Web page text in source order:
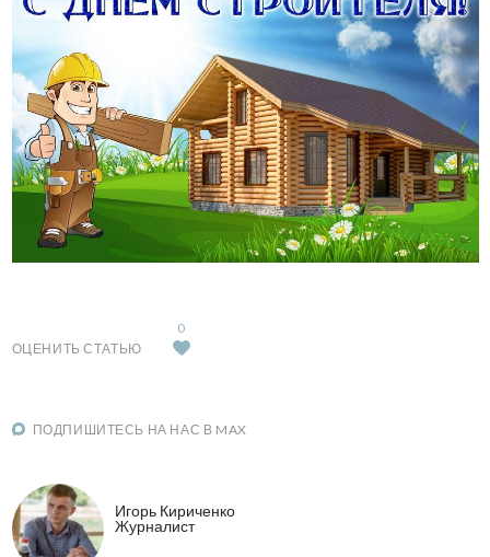
ОЦЕНИТЬ СТАТЬЮ
0
ПОДПИШИТЕСЬ НА НАС В MAX
Игорь Кириченко
Журналист